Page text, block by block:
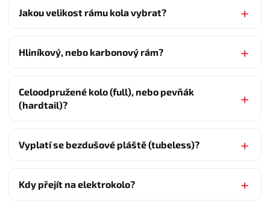
Jakou velikost rámu kola vybrat?
Hliníkový, nebo karbonový rám?
Celoodpružené kolo (full), nebo pevňák
(hardtail)?
Vyplatí se bezdušové pláště (tubeless)?
Kdy přejít na elektrokolo?